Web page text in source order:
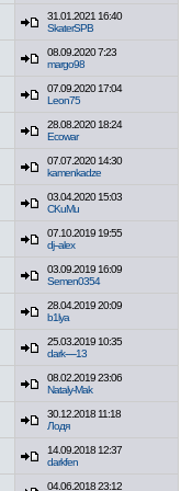
31.01.2021 16:40
SkaterSPB
08.09.2020 7:23
margo98
07.09.2020 17:04
Leon75
28.08.2020 18:24
Ecowar
07.07.2020 14:30
kamenkadze
03.04.2020 15:03
CKuMu
07.10.2019 19:55
dj--alex
03.09.2019 16:09
Semen0354
28.04.2019 20:09
b1lya
25.03.2019 10:35
dark-----13
08.02.2019 23:06
Nataly-Mak
30.12.2018 11:18
Лодя
14.09.2018 12:37
darkfen
04.06.2018 23:12